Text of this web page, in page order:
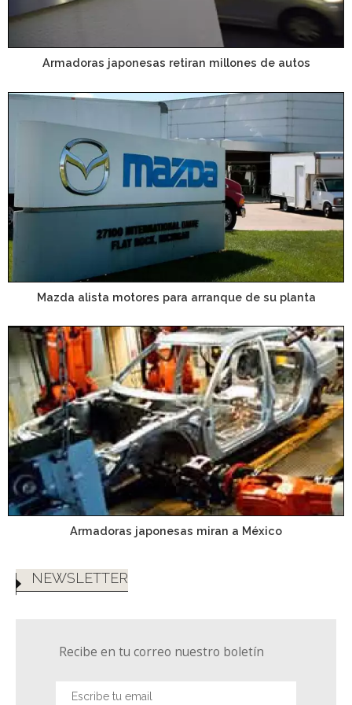
Armadoras japonesas retiran millones de autos
Mazda alista motores para arranque de su planta
Armadoras japonesas miran a México
NEWSLETTER
Recibe en tu correo nuestro boletín